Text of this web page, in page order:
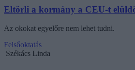
Eltörli a kormány a CEU-t
Az okokat egyelőre nem lehet tudni.
Felsőoktatás
Székács Linda